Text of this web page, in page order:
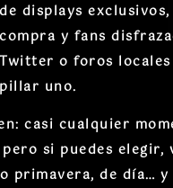
de displays
compra y fans
Twitter o foros
pillar uno.
casi cualquier
si puedes elegir,
primavera, de día… y